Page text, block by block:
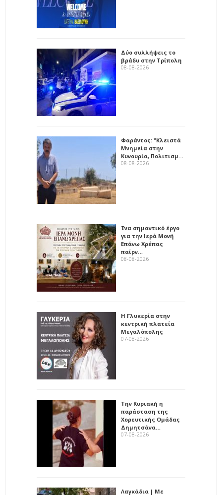
Δύο συλλήψεις το
βράδυ στην Τρίπολη
08-08-2026
Φαράντος: "Κλειστά
Μνημεία στην
Κυνουρία, Πολιτισμ…
08-08-2026
Ένα σημαντικό έργο
για την Ιερά Μονή
Επάνω Χρέπας
παίρν…
08-08-2026
Η Γλυκερία στην
κεντρική πλατεία
Μεγαλόπολης
07-08-2026
Την Κυριακή η
παράσταση της
Χορευτικής Ομάδας
Δημητσάνα…
07-08-2026
Λαγκάδια | Με